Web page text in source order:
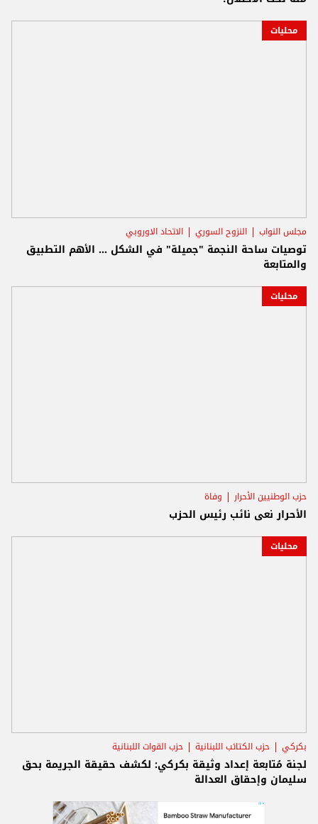
محليات
مجلس النواب النزوح السوري الاتحاد الاوروبي
توصيات ساحة النجمة "جميلة" في الشكل ... الأهم التطبيق
والمتابعة
محليات
حزب الوطنيين الأحرار وفاة
الأحرار نعى نائب رئيس الحزب
محليات
بكركي حزب الكتائب اللبنانية حزب القوات اللبنانية
لجنة مُتابعة إعداد وثيقة بكركي: لكشف حقيقة الجريمة بحق
سليمان وإحقاق العدالة